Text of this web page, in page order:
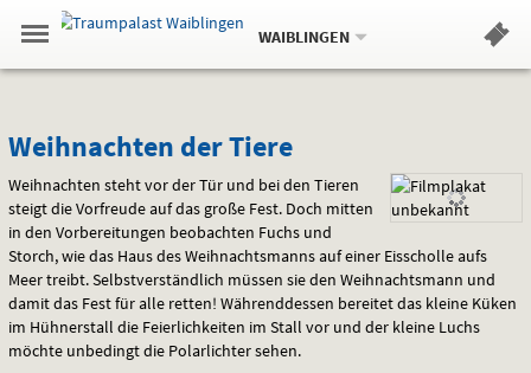
Springe
zum
,zum
.
Navigation
Gehe
zur
Standortauswahl
Standort:
WAIBLINGEN.
Hinweis
Weihnachten
der
Tiere
Weihnachten der Tiere
Weihnachten steht vor der Tür und bei den Tieren
steigt die Vorfreude auf das große Fest. Doch mitten
in den Vorbereitungen beobachten Fuchs und
Storch, wie das Haus des Weihnachtsmanns auf einer Eisscholle aufs
Meer treibt. Selbstverständlich müssen sie den Weihnachtsmann und
damit das Fest für alle retten! Währenddessen bereitet das kleine Küken
im Hühnerstall die Feierlichkeiten im Stall vor und der kleine Luchs
möchte unbedingt die Polarlichter sehen.